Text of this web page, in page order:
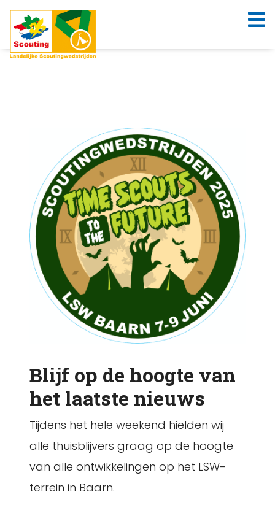
Blijf op de hoogte van
het laatste nieuws
Tijdens het hele weekend hielden wij
alle thuisblijvers graag op de hoogte
van alle ontwikkelingen op het LSW-
terrein in Baarn.